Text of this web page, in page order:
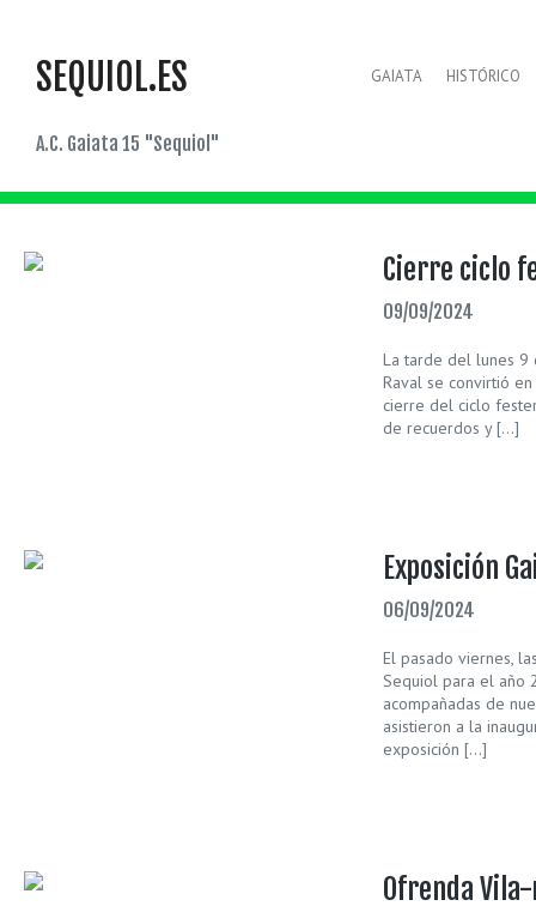
SEQUIOL.ES
A.C. Gaiata 15 "Sequiol"
GAIATA HISTÓRICO
Cierre ciclo
09/09/2024
La tarde del lunes
Raval se convirtió
cierre del ciclo
de recuerdos y […]
Exposición
06/09/2024
El pasado viernes,
Sequiol para el año
acompañadas de
asistieron a la
exposición […]
Ofrenda